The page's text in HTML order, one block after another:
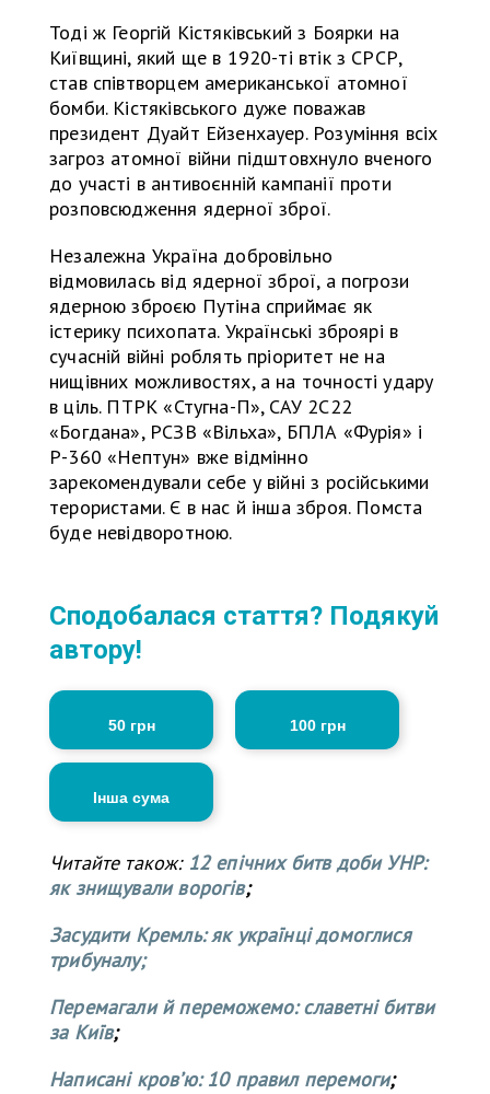
Тоді ж Георгій Кістяківський з Боярки на
Київщині, який ще в 1920-ті втік з СРСР,
став співтворцем американської атомної
бомби. Кістяківського дуже поважав
президент Дуайт Ейзенхауер. Розуміння всіх
загроз атомної війни підштовхнуло вченого
до участі в антивоєнній кампанії проти
розповсюдження ядерної зброї.
Незалежна Україна добровільно
відмовилась від ядерної зброї, а погрози
ядерною зброєю Путіна сприймає як
істерику психопата. Українські зброярі в
сучасній війні роблять пріоритет не на
нищівних можливостях, а на точності удару
в ціль. ПТРК «Стугна-П», САУ 2С22
«Богдана», РСЗВ «Вільха», БПЛА «Фурія» і
Р-360 «Нептун» вже відмінно
зарекомендували себе у війні з російськими
терористами. Є в нас й інша зброя. Помста
буде невідворотною.
Сподобалася стаття? Подякуй
автору!
50 грн 100 грн
Інша сума
Читайте також: 12 епічних битв доби УНР:
як знищували ворогів;
Засудити Кремль: як українці домоглися
трибуналу;
Перемагали й переможемо: славетні битви
за Київ;
Написані кров’ю: 10 правил перемоги;